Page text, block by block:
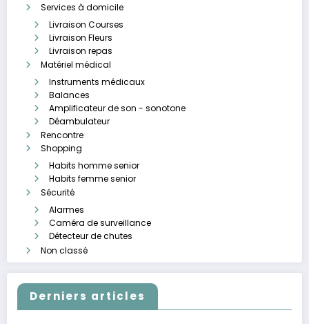
Services à domicile
Livraison Courses
Livraison Fleurs
Livraison repas
Matériel médical
Instruments médicaux
Balances
Amplificateur de son - sonotone
Déambulateur
Rencontre
Shopping
Habits homme senior
Habits femme senior
Sécurité
Alarmes
Caméra de surveillance
Détecteur de chutes
Non classé
Derniers articles